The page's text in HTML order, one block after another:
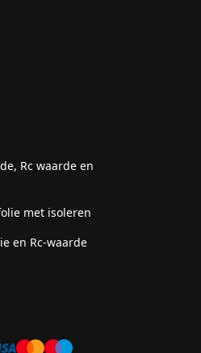
Rc waarde en
met isoleren
en Rc-waarde